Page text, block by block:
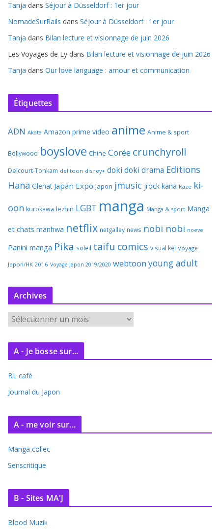
Tanja dans Séjour à Düsseldorf : 1er jour
NomadeSurRails dans Séjour à Düsseldorf : 1er jour
Tanja dans Bilan lecture et visionnage de juin 2026
Les Voyages de Ly dans Bilan lecture et visionnage de juin 2026
Tanja dans Our love language : amour et communication
Étiquettes
ADN Akata Amazon prime video anime Anime & sport
Bollywood boyslove Chine Corée crunchyroll
Delcourt-Tonkam delitoon disney+ doki doki drama Editions
Hana Glenat Japan Expo Japon jmusic jrock kana Kaze ki-
oon kurokawa lezhin LGBT manga Manga & sport Manga
et chats manhwa netflix netgalley news nobi nobi noeve
Panini manga Pika soleil taifu comics visual kei Voyage
Japon/HK 2016 Voyage Japon 2019/2020 webtoon young adult
Archives
c
v
e
A - Je bosse sur...
BL café
Journal du Japon
A - me voir sur...
Manga collec
Senscritique
B - Sites MA'J
Blood Muzik